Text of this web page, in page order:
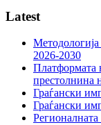
Latest
2026-2030
Платформата
престолнина
Граѓански
Граѓански